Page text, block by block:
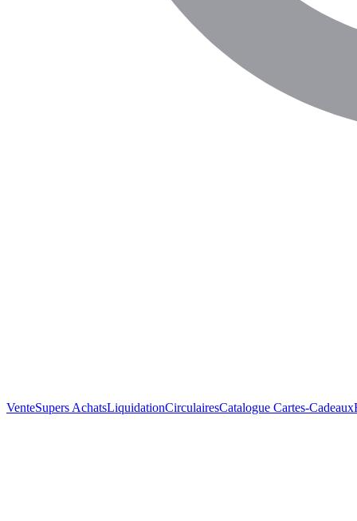
VenteSupers AchatsLiquidationCirculairesCatalogue Cartes-Cadeaux